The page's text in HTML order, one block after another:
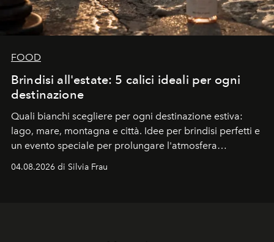
FOOD
Brindisi all'estate: 5 calici ideali per ogni
destinazione
Quali bianchi scegliere per ogni destinazione estiva:
lago, mare, montagna e città. Idee per brindisi perfetti e
un evento speciale per prolungare l'atmosfera
04.08.2026 di Silvia Frau